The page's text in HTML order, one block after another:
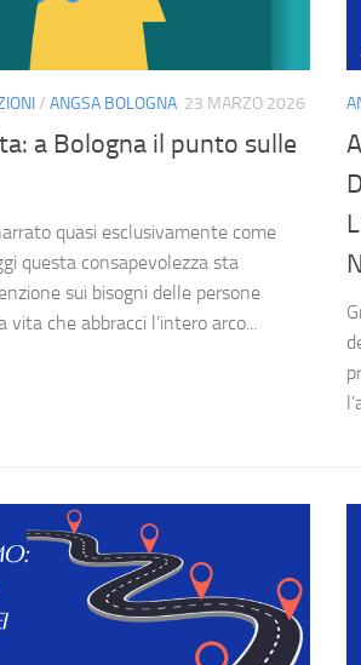
/ ANGSA BOLOGNA 23 MARZO 2026
a Bologna il punto sulle
quasi esclusivamente come
questa consapevolezza sta
sui bisogni delle persone
che abbracci l’intero arco...